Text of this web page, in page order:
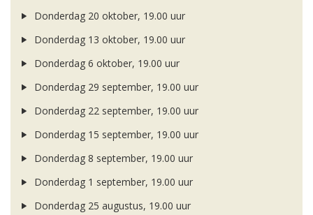
Donderdag 20 oktober, 19.00 uur
Donderdag 13 oktober, 19.00 uur
Donderdag 6 oktober, 19.00 uur
Donderdag 29 september, 19.00 uur
Donderdag 22 september, 19.00 uur
Donderdag 15 september, 19.00 uur
Donderdag 8 september, 19.00 uur
Donderdag 1 september, 19.00 uur
Donderdag 25 augustus, 19.00 uur